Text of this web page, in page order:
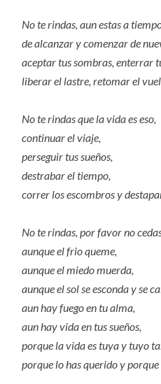
No te rindas, aun estas a
de alcanzar y comenzar de
aceptar tus sombras, enterrar
liberar el lastre, retomar el
No te rindas que la vida es eso,
continuar el viaje,
perseguir tus sueños,
destrabar el tiempo,
correr los escombros y
No te rindas, por favor no
aunque el frio queme,
aunque el miedo muerda,
aunque el sol se esconda y se
aun hay fuego en tu alma,
aun hay vida en tus sueños,
porque la vida es tuya y tuyo
porque lo has querido y